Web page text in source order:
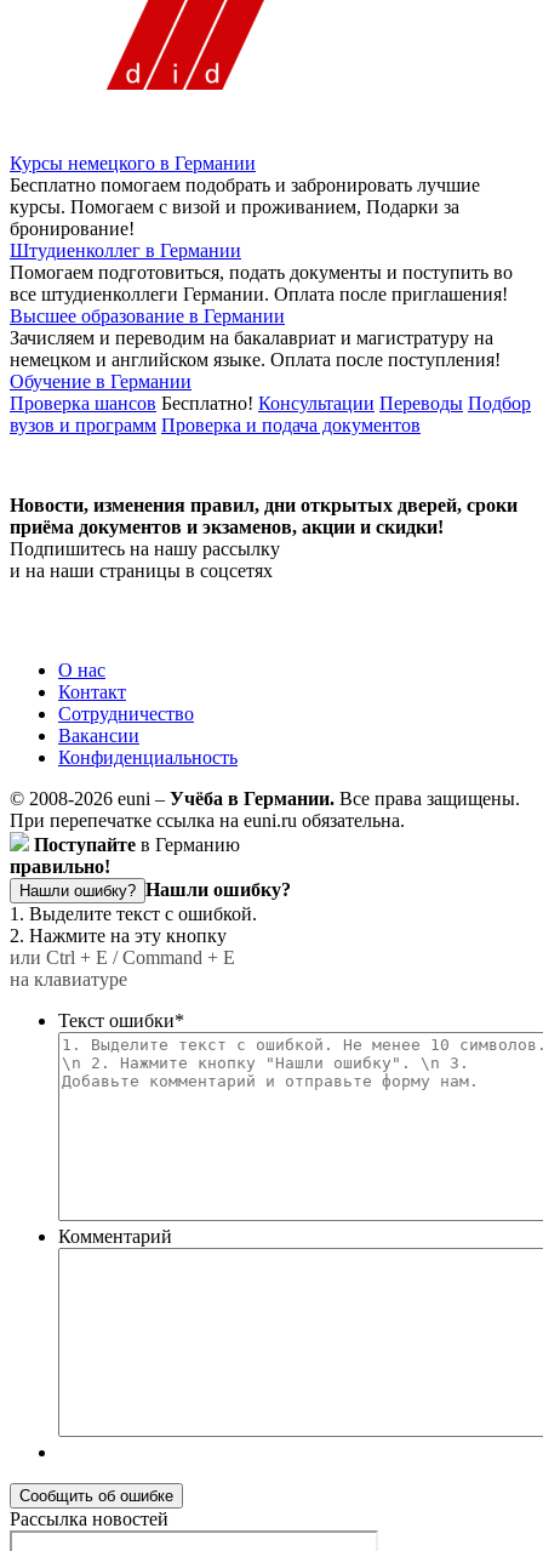
Курсы немецкого в Германии
Бесплатно помогаем подобрать и забронировать лучшие
курсы. Помогаем с визой и проживанием, Подарки за
бронирование!
Штудиенколлег в Германии
Помогаем подготовиться, подать документы и поступить во
все штудиенколлеги Германии. Оплата после приглашения!
Высшее образование в Германии
Зачисляем и переводим на бакалавриат и магистратуру на
немецком и английском языке. Оплата после поступления!
Обучение в Германии
Проверка шансов Бесплатно! Консультации Переводы Подбор
вузов и программ Проверка и подача документов
Новости, изменения правил, дни открытых дверей, сроки
приёма документов и экзаменов, акции и скидки!
Подпишитесь на нашу рассылку
и на наши страницы в соцсетях
О нас
Контакт
Сотрудничество
Вакансии
Конфиденциальность
© 2008-2026 euni – Учёба в Германии. Все права защищены.
При перепечатке ссылка на euni.ru обязательна.
Поступайте в Германию
правильно!
Нашли ошибку? Нашли ошибку?
1. Выделите текст с ошибкой.
2. Нажмите на эту кнопку
или Ctrl + E / Command + E
на клавиатуре
Текст ошибки*
Комментарий
Рассылка новостей